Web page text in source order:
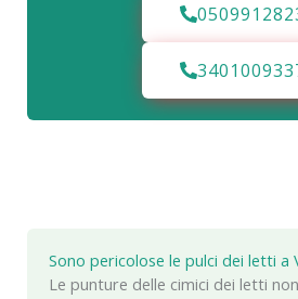
Sono pericolose le pulci dei letti a
Le punture delle cimici dei letti